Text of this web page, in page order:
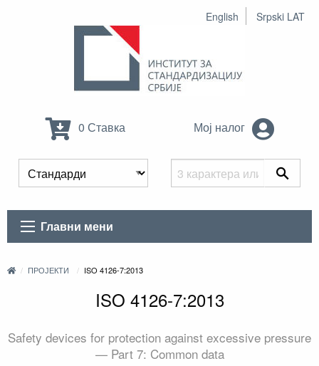
English Srpski LAT
0 Ставка Мој налог
Главни мени
ПРОЈЕКТИ ISO 4126-7:2013
ISO 4126-7:2013
Safety devices for protection against excessive pressure
— Part 7: Common data